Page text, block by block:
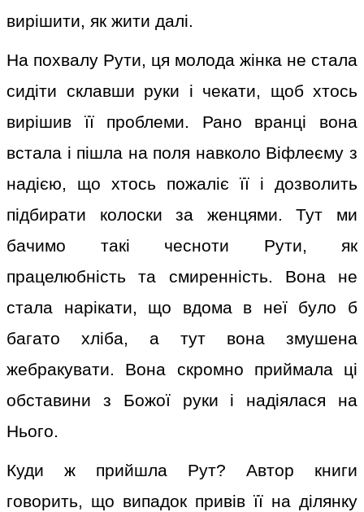
вирішити, як жити далі.
На похвалу Рути, ця молода жінка не стала
сидіти склавши руки і чекати, щоб хтось
вирішив її проблеми. Рано вранці вона
встала і пішла на поля навколо Віфлеєму з
надією, що хтось пожаліє її і дозволить
підбирати колоски за женцями. Тут ми
бачимо такі чесноти Рути, як
працелюбність та смиренність. Вона не
стала нарікати, що вдома в неї було б
багато хліба, а тут вона змушена
жебракувати. Вона скромно приймала ці
обставини з Божої руки і надіялася на
Нього.
Куди ж прийшла Рут? Автор книги
говорить, що випадок привів її на ділянку